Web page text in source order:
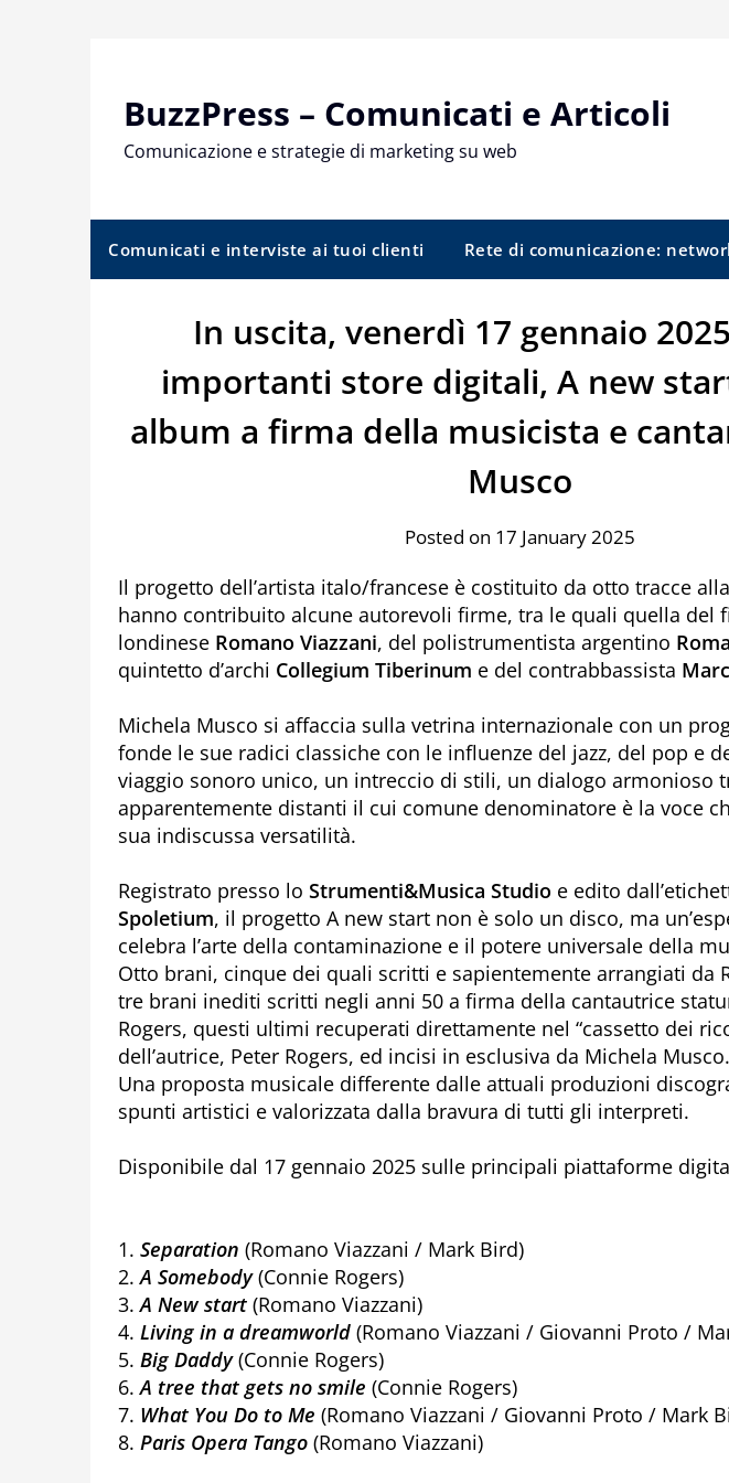
BuzzPress – Comunicati e Articoli
Comunicazione e strategie di marketing su web
Comunicati e interviste ai tuoi clienti Rete di comunicazione:
In uscita, venerdì 17 gennaio
importanti store digitali, A new
album a firma della musicista e
Musco
Posted on 17 January 2025
Il progetto dell’artista italo/francese è costituito da otto tracce
hanno contribuito alcune autorevoli firme, tra le quali quella del
londinese Romano Viazzani, del polistrumentista argentino
quintetto d’archi Collegium Tiberinum e del contrabbassista
Michela Musco si affaccia sulla vetrina internazionale con un
fonde le sue radici classiche con le influenze del jazz, del pop e
viaggio sonoro unico, un intreccio di stili, un dialogo armonioso
apparentemente distanti il cui comune denominatore è la voce
sua indiscussa versatilità.
Registrato presso lo Strumenti&Musica Studio e edito
Spoletium, il progetto A new start non è solo un disco, ma
celebra l’arte della contaminazione e il potere universale della
Otto brani, cinque dei quali scritti e sapientemente arrangiati da
tre brani inediti scritti negli anni 50 a firma della cantautrice
Rogers, questi ultimi recuperati direttamente nel “cassetto dei
dell’autrice, Peter Rogers, ed incisi in esclusiva da Michela Musco.
Una proposta musicale differente dalle attuali produzioni
spunti artistici e valorizzata dalla bravura di tutti gli interpreti.
Disponibile dal 17 gennaio 2025 sulle principali piattaforme
1. Separation (Romano Viazzani / Mark Bird)
2.A Somebody(Connie Rogers)
3.A New start (Romano Viazzani)
4. Living in a dreamworld (Romano Viazzani / Giovanni Proto /
5. Big Daddy(Connie Rogers)
6.A tree that gets no smile (Connie Rogers)
7. What You Do to Me (Romano Viazzani / Giovanni Proto / Mark
8. Paris Opera Tango (Romano Viazzani)